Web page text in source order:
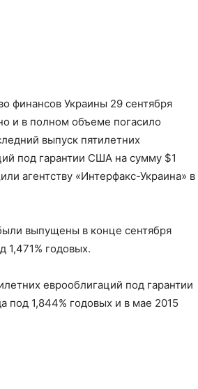
финансов Украины 29 сентября
и в полном объеме погасило
выпуск пятилетних
под гарантии США на сумму $1
агентству «Интерфакс-Украина» в
выпущены в конце сентября
1,471% годовых.
еврооблигаций под гарантии
1,844% годовых и в мае 2015